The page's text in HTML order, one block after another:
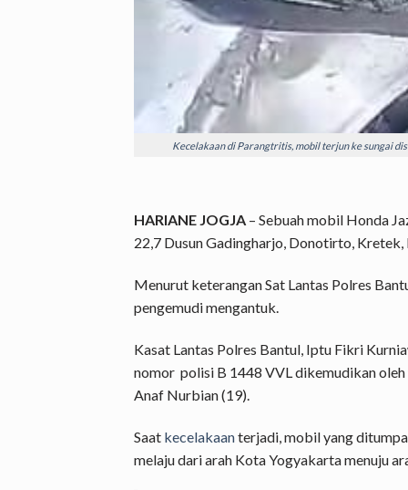
Kecelakaan di Parangtritis, mobil terjun ke sungai
HARIANE JOGJA – Sebuah mobil Honda
22,7 Dusun Gadingharjo, Donotirto,
Menurut keterangan Sat Lantas Polres
pengemudi mengantuk.
Kasat Lantas Polres Bantul, Iptu Fikri
nomor polisi B 1448 VVL dikemudikan
Anaf Nurbian (19).
Saat kecelakaanterjadi, mobil yang
melaju dari arah Kota Yogyakarta menuju